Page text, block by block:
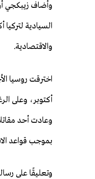
وأضاف زيبكجي
السيادية
والاقتصادية.
أكتوبر، وعلى
بموجب قواعد
وتعليقًا على